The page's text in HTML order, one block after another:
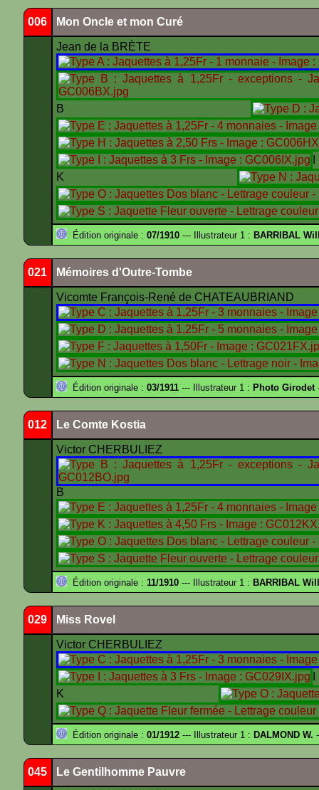
006 Mon Oncle et mon Curé
Jean de la BRÈTE
B
K
Édition originale : 07/1910 --- Illustrateur 1 : BARRIBAL
021 Mémoires d'Outre-Tombe
Vicomte François-René de CHATEAUBRIAND
Édition originale : 03/1911 --- Illustrateur 1 : Photo Girodet
012 Le Comte Kostia
Victor CHERBULIEZ
B
Édition originale : 11/1910 --- Illustrateur 1 : BARRIBAL
029 Miss Rovel
Victor CHERBULIEZ
K
Édition originale : 01/1912 --- Illustrateur 1 : DALMOND W.
045 Le Gentilhomme Pauvre